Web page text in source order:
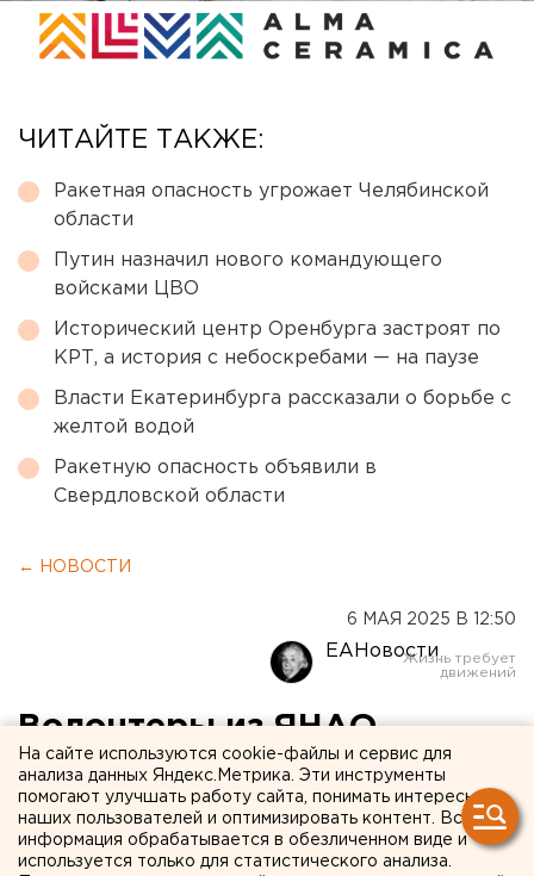
ЧИТАЙТЕ ТАКЖЕ:
Ракетная опасность угрожает Челябинской
области
Путин назначил нового командующего
войсками ЦВО
Исторический центр Оренбурга застроят по
КРТ, а история с небоскребами — на паузе
Власти Екатеринбурга рассказали о борьбе с
желтой водой
Ракетную опасность объявили в
Свердловской области
← НОВОСТИ
6 МАЯ 2025 В 12:50
ЕАНовости
Волонтеры из ЯНАО
помогают организовать
главный парад Победы на
Красной площади
На сайте используются cookie-файлы и сервис для
анализа данных Яндекс.Метрика. Эти инструменты
помогают улучшать работу сайта, понимать интересы
наших пользователей и оптимизировать контент. Вся
информация обрабатывается в обезличенном виде и
используется только для статистического анализа.